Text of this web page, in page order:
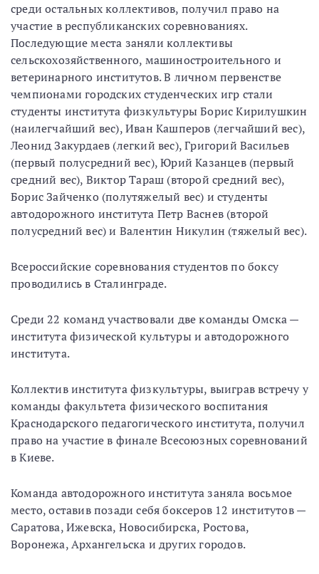
среди остальных коллективов, получил право на
участие в республиканских соревнованиях.
Последующие места заняли коллективы
сельскохозяйственного, машиностроительного и
ветеринарного институтов. В личном первенстве
чемпионами городских студенческих игр стали
студенты института физкультуры Борис Кирилушкин
(наилегчайший вес), Иван Кашперов (легчайший вес),
Леонид Закурдаев (легкий вес), Григорий Васильев
(первый полусредний вес), Юрий Казанцев (первый
средний вес), Виктор Тараш (второй средний вес),
Борис Зайченко (полутяжелый вес) и студенты
автодорожного института Петр Васнев (второй
полусредний вес) и Валентин Никулин (тяжелый вес).
Всероссийские соревнования студентов по боксу
проводились в Сталинграде.
Среди 22 команд участвовали две команды Омска —
института физической культуры и автодорожного
института.
Коллектив института физкультуры, выиграв встречу у
команды факультета физического воспитания
Краснодарского педагогического института, получил
право на участие в финале Всесоюзных соревнований
в Киеве.
Команда автодорожного института заняла восьмое
место, оставив позади себя боксеров 12 институтов —
Саратова, Ижевска, Новосибирска, Ростова,
Воронежа, Архангельска и других городов.